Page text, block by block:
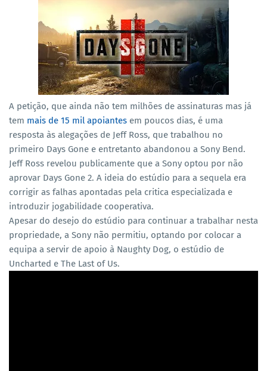
A petição, que ainda não tem milhões de assinaturas mas já
tem mais de 15 mil apoiantes em poucos dias, é uma
resposta às alegações de Jeff Ross, que trabalhou no
primeiro Days Gone e entretanto abandonou a Sony Bend.
Jeff Ross revelou publicamente que a Sony optou por não
aprovar Days Gone 2. A ideia do estúdio para a sequela era
corrigir as falhas apontadas pela critica especializada e
introduzir jogabilidade cooperativa.
Apesar do desejo do estúdio para continuar a trabalhar nesta
propriedade, a Sony não permitiu, optando por colocar a
equipa a servir de apoio à Naughty Dog, o estúdio de
Uncharted e The Last of Us.